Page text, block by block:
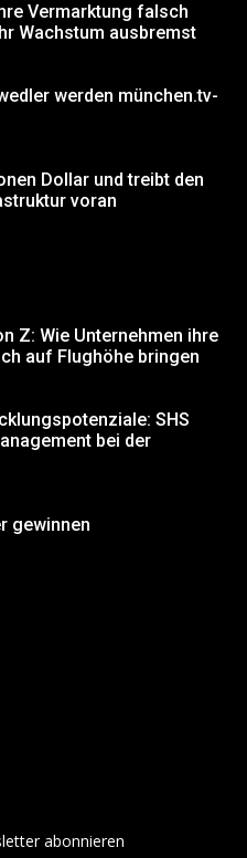
Vermarktung falsch
Wachstum ausbremst
werden münchen.tv-
Dollar und treibt den
voran
Z: Wie Unternehmen ihre
auf Flughöhe bringen
SHS
bei der
gewinnen
abonnieren